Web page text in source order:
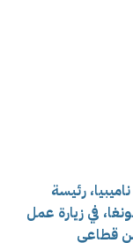
رئيسة
في زيارة عمل
قطاعي